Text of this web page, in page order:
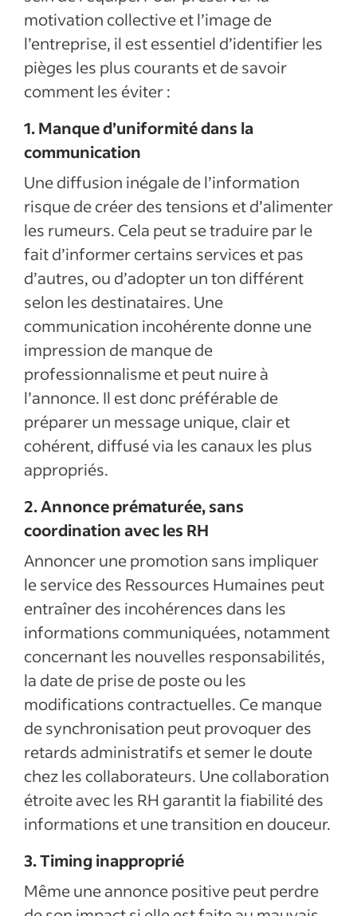
motivation collective et l’image de
l’entreprise, il est essentiel d’identifier les
pièges les plus courants et de savoir
comment les éviter :
1. Manque d’uniformité dans la
communication
Une diffusion inégale de l’information
risque de créer des tensions et d’alimenter
les rumeurs. Cela peut se traduire par le
fait d’informer certains services et pas
d’autres, ou d’adopter un ton différent
selon les destinataires. Une
communication incohérente donne une
impression de manque de
professionnalisme et peut nuire à
l’annonce. Il est donc préférable de
préparer un message unique, clair et
cohérent, diffusé via les canaux les plus
appropriés.
2. Annonce prématurée, sans
coordination avec les RH
Annoncer une promotion sans impliquer
le service des Ressources Humaines peut
entraîner des incohérences dans les
informations communiquées, notamment
concernant les nouvelles responsabilités,
la date de prise de poste ou les
modifications contractuelles. Ce manque
de synchronisation peut provoquer des
retards administratifs et semer le doute
chez les collaborateurs. Une collaboration
étroite avec les RH garantit la fiabilité des
informations et une transition en douceur.
3. Timing inapproprié
Même une annonce positive peut perdre